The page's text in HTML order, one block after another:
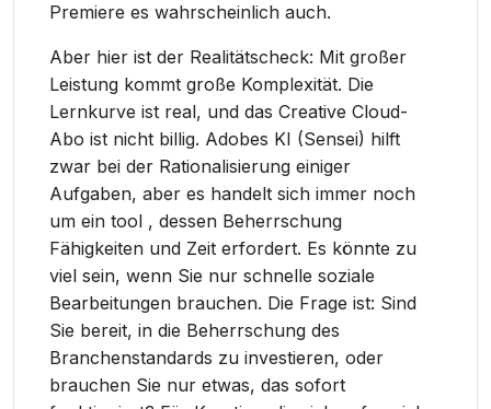
Premiere es wahrscheinlich auch.
Aber hier ist der Realitätscheck: Mit großer
Leistung kommt große Komplexität. Die
Lernkurve ist real, und das Creative Cloud-
Abo ist nicht billig. Adobes KI (Sensei) hilft
zwar bei der Rationalisierung einiger
Aufgaben, aber es handelt sich immer noch
um ein tool , dessen Beherrschung
Fähigkeiten und Zeit erfordert. Es könnte zu
viel sein, wenn Sie nur schnelle soziale
Bearbeitungen brauchen. Die Frage ist: Sind
Sie bereit, in die Beherrschung des
Branchenstandards zu investieren, oder
brauchen Sie nur etwas, das sofort